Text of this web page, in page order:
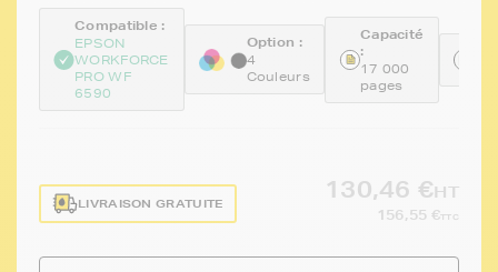
Compatible :
EPSON
WORKFORCE
PRO WF
6590
Option :
4
Couleurs
Capacité
:
17 000
pages
LIVRAISON GRATUITE
130,46 €HT
156,55 €TTC